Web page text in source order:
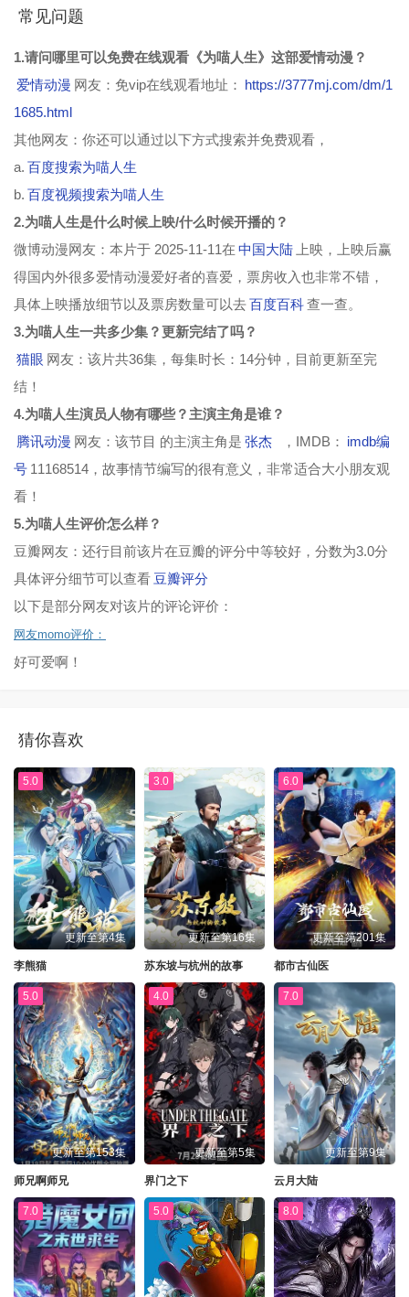
常见问题
1.请问哪里可以免费在线观看《为喵人生》这部爱情动漫？
爱情动漫 网友：免vip在线观看地址： https://3777mj.com/dm/1
1685.html
其他网友：你还可以通过以下方式搜索并免费观看，
a. 百度搜索为喵人生
b. 百度视频搜索为喵人生
2.为喵人生是什么时候上映/什么时候开播的？
微博动漫网友：本片于 2025-11-11在 中国大陆
上映，上映后赢
得国内外很多爱情动漫爱好者的喜爱，票房收入也非常不错，
具体上映播放细节以及票房数量可以去百度百科查一查。
3.为喵人生一共多少集？更新完结了吗？
猫眼 网友：该片共36集，每集时长：14分钟，目前更新至完
结！
4.为喵人生演员人物有哪些？主演主角是谁？
腾讯动漫 网友：该节目 的主演主角是 张杰 ，IMDB： imdb编
号 11168514，故事情节编写的很有意义，非常适合大小朋友观
看！
5.为喵人生评价怎么样？
豆瓣网友：还行目前该片在豆瓣的评分中等较好，分数为3.0分
具体评分细节可以查看 豆瓣评分
以下是部分网友对该片的评论评价：
网友momo评价：
好可爱啊！
猜你喜欢
5.0
更新至第4集
李熊猫
3.0
更新至第16集
苏东坡与杭州的故事
6.0
更新至第201集
都市古仙医
5.0
更新至第153集
师兄啊师兄
4.0
更新至第5集
界门之下
7.0
更新至第9集
云月大陆
7.0 5.0 8.0